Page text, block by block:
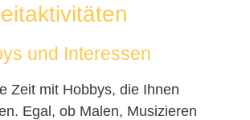
und Interessen
Zeit mit Hobbys, die Ihnen
Egal, ob Malen, Musizieren